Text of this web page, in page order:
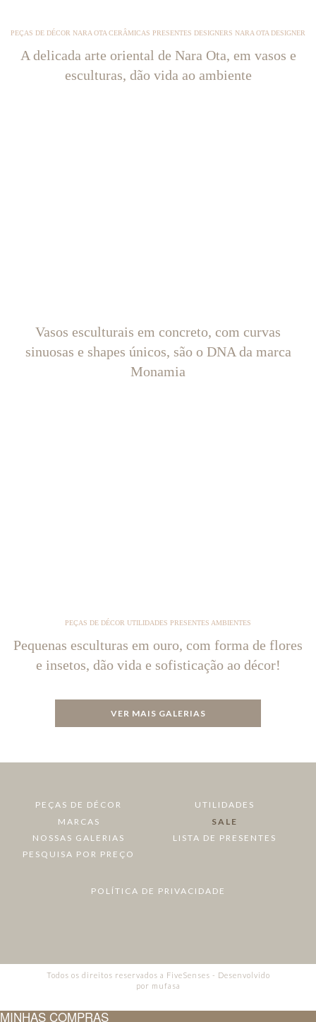
PEÇAS DE DÉCOR NARA OTA CERÂMICAS PRESENTES DESIGNERS NARA OTA DESIGNER
A delicada arte oriental de Nara Ota, em vasos e
esculturas, dão vida ao ambiente
Vasos esculturais em concreto, com curvas
sinuosas e shapes únicos, são o DNA da marca
Monamia
PEÇAS DE DÉCOR UTILIDADES PRESENTES AMBIENTES
Pequenas esculturas em ouro, com forma de flores
e insetos, dão vida e sofisticação ao décor!
VER MAIS GALERIAS
PEÇAS DE DÉCOR
UTILIDADES
MARCAS
SALE
NOSSAS GALERIAS
LISTA DE PRESENTES
PESQUISA POR PREÇO
POLÍTICA DE PRIVACIDADE
Todos os direitos reservados a FiveSenses - Desenvolvido
por mufasa
MINHAS COMPRAS